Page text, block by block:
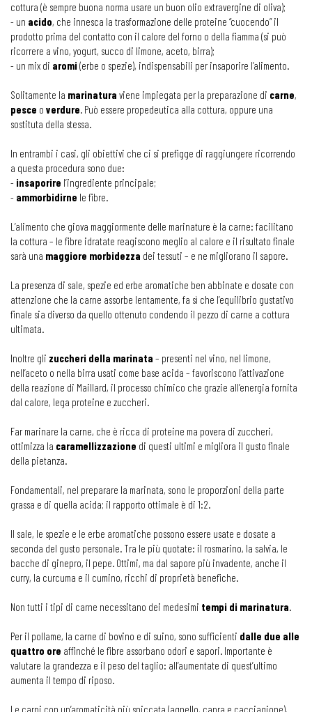
cottura (è sempre buona norma usare un buon olio extravergine di oliva);
- un acido, che innesca la trasformazione delle proteine “cuocendo” il
prodotto prima del contatto con il calore del forno o della fiamma (si può
ricorrere a vino, yogurt, succo di limone, aceto, birra);
- un mix di aromi(erbe o spezie), indispensabili per insaporire l’alimento.
Solitamente la marinatura viene impiegata per la preparazione di carne,
pesce o verdure. Può essere propedeutica alla cottura, oppure una
sostituta della stessa.
In entrambi i casi, gli obiettivi che ci si prefigge di raggiungere ricorrendo
a questa procedura sono due:
- insaporire l’ingrediente principale;
- ammorbidirne le fibre.
L’alimento che giova maggiormente delle marinature è la carne: facilitano
la cottura – le fibre idratate reagiscono meglio al calore e il risultato finale
sarà una maggiore morbidezza dei tessuti – e ne migliorano il sapore.
La presenza di sale, spezie ed erbe aromatiche ben abbinate e dosate con
attenzione che la carne assorbe lentamente, fa sì che l’equilibrio gustativo
finale sia diverso da quello ottenuto condendo il pezzo di carne a cottura
ultimata.
Inoltre gli zuccheri della marinata – presenti nel vino, nel limone,
nell’aceto o nella birra usati come base acida – favoriscono l’attivazione
della reazione di Maillard, il processo chimico che grazie all’energia fornita
dal calore, lega proteine e zuccheri.
Far marinare la carne, che è ricca di proteine ma povera di zuccheri,
ottimizza la caramellizzazione di questi ultimi e migliora il gusto finale
della pietanza.
Fondamentali, nel preparare la marinata, sono le proporzioni della parte
grassa e di quella acida; il rapporto ottimale è di 1:2.
Il sale, le spezie e le erbe aromatiche possono essere usate e dosate a
seconda del gusto personale. Tra le più quotate: il rosmarino, la salvia, le
bacche di ginepro, il pepe. Ottimi, ma dal sapore più invadente, anche il
curry, la curcuma e il cumino, ricchi di proprietà benefiche.
Non tutti i tipi di carne necessitano dei medesimi tempi di marinatura.
Per il pollame, la carne di bovino e di suino, sono sufficienti dalle due alle
quattro ore affinché le fibre assorbano odori e sapori. Importante è
valutare la grandezza e il peso del taglio: all’aumentate di quest’ultimo
aumenta il tempo di riposo.
Le carni con un’aromaticità più spiccata (agnello, capra e cacciagione),